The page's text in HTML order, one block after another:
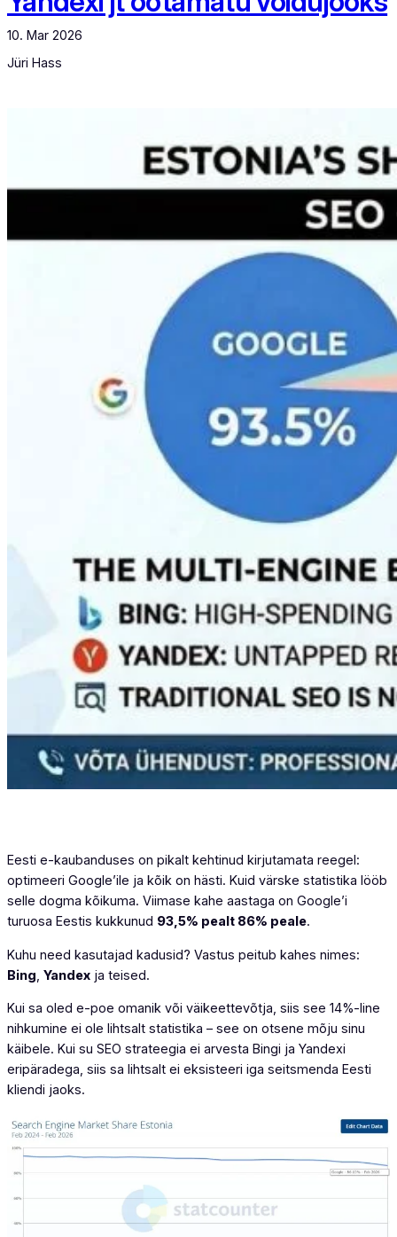
10. Mar 2026
Jüri Hass
Eesti e-kaubanduses on pikalt kehtinud kirjutamata reegel:
optimeeri Google’ile ja kõik on hästi. Kuid värske statistika lööb
selle dogma kõikuma. Viimase kahe aastaga on Google’i
turuosa Eestis kukkunud 93,5% pealt 86% peale.
Kuhu need kasutajad kadusid? Vastus peitub kahes nimes:
Bing Yandex ja teised.
Kui sa oled e-poe omanik või väikeettevõtja, siis see 14%-line
nihkumine ei ole lihtsalt statistika – see on otsene mõju sinu
käibele. Kui su SEO strateegia ei arvesta Bingi ja Yandexi
eripäradega, siis sa lihtsalt ei eksisteeri iga seitsmenda Eesti
kliendi jaoks.